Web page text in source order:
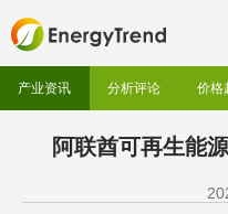
产业资讯 分析评论 价格
阿联酋可再生能